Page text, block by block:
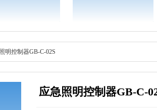
明控制器GB-C-02S
应急照明控制器GB-C-